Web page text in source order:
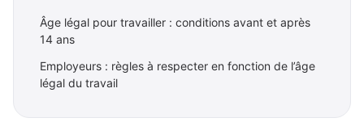
Âge légal pour travailler : conditions avant et après
14 ans
Employeurs : règles à respecter en fonction de l’âge
légal du travail